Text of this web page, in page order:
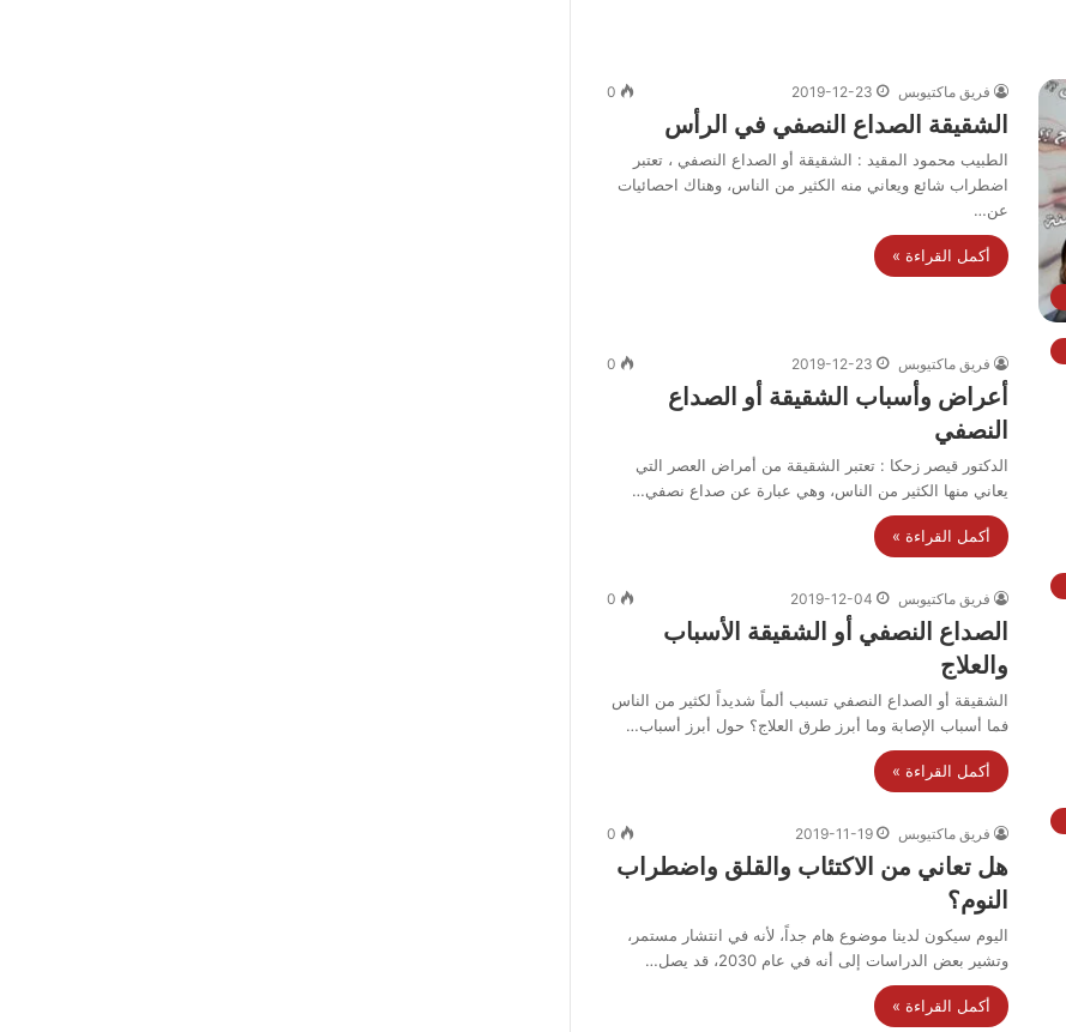
فريق ماكتيوبس 2019-12-23
0
الشقيقة الصداع النصفي في الرأس
الطبيب محمود المقيد : الشقيقة أو الصداع النصفي ، تعتبر
اضطراب شائع ويعاني منه الكثير من الناس، وهناك احصائيات
عن…
أكمل القراءة »
فريق ماكتيوبس 2019-12-23
0
أعراض وأسباب الشقيقة أو الصداع
النصفي
الدكتور قيصر زحكا : تعتبر الشقيقة من أمراض العصر التي
يعاني منها الكثير من الناس، وهي عبارة عن صداع نصفي…
أكمل القراءة »
فريق ماكتيوبس 2019-12-04
0
الصداع النصفي أو الشقيقة الأسباب
والعلاج
الشقيقة أو الصداع النصفي تسبب ألماً شديداً لكثير من الناس
فما أسباب الإصابة وما أبرز طرق العلاج؟ حول أبرز أسباب…
أكمل القراءة »
فريق ماكتيوبس 2019-11-19
0
هل تعاني من الاكتئاب والقلق واضطراب
النوم؟
اليوم سيكون لدينا موضوع هام جداً، لأنه في انتشار مستمر،
وتشير بعض الدراسات إلى أنه في عام 2030، قد يصل…
أكمل القراءة »